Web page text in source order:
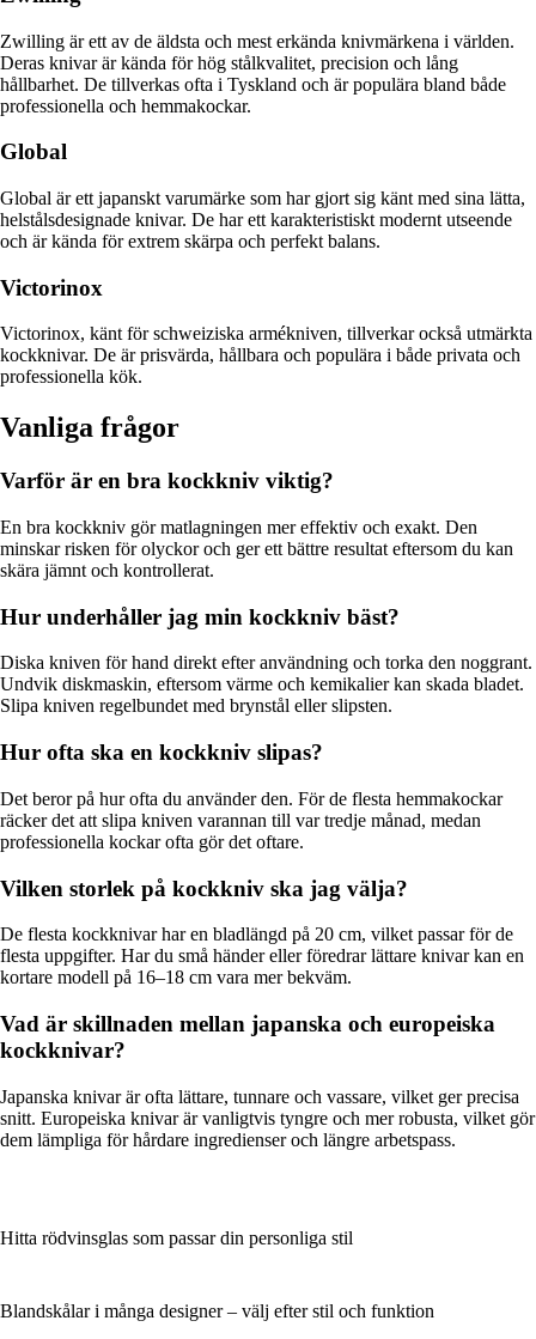
Zwilling är ett av de äldsta och mest erkända knivmärkena i världen.
Deras knivar är kända för hög stålkvalitet, precision och lång
hållbarhet. De tillverkas ofta i Tyskland och är populära bland både
professionella och hemmakockar.
Global
Global är ett japanskt varumärke som har gjort sig känt med sina lätta,
helstålsdesignade knivar. De har ett karakteristiskt modernt utseende
och är kända för extrem skärpa och perfekt balans.
Victorinox
Victorinox, känt för schweiziska armékniven, tillverkar också utmärkta
kockknivar. De är prisvärda, hållbara och populära i både privata och
professionella kök.
Vanliga frågor
Varför är en bra kockkniv viktig?
En bra kockkniv gör matlagningen mer effektiv och exakt. Den
minskar risken för olyckor och ger ett bättre resultat eftersom du kan
skära jämnt och kontrollerat.
Hur underhåller jag min kockkniv bäst?
Diska kniven för hand direkt efter användning och torka den noggrant.
Undvik diskmaskin, eftersom värme och kemikalier kan skada bladet.
Slipa kniven regelbundet med brynstål eller slipsten.
Hur ofta ska en kockkniv slipas?
Det beror på hur ofta du använder den. För de flesta hemmakockar
räcker det att slipa kniven varannan till var tredje månad, medan
professionella kockar ofta gör det oftare.
Vilken storlek på kockkniv ska jag välja?
De flesta kockknivar har en bladlängd på 20 cm, vilket passar för de
flesta uppgifter. Har du små händer eller föredrar lättare knivar kan en
kortare modell på 16–18 cm vara mer bekväm.
Vad är skillnaden mellan japanska och europeiska
kockknivar?
Japanska knivar är ofta lättare, tunnare och vassare, vilket ger precisa
snitt. Europeiska knivar är vanligtvis tyngre och mer robusta, vilket gör
dem lämpliga för hårdare ingredienser och längre arbetspass.
Hitta rödvinsglas som passar din personliga stil
Blandskålar i många designer – välj efter stil och funktion